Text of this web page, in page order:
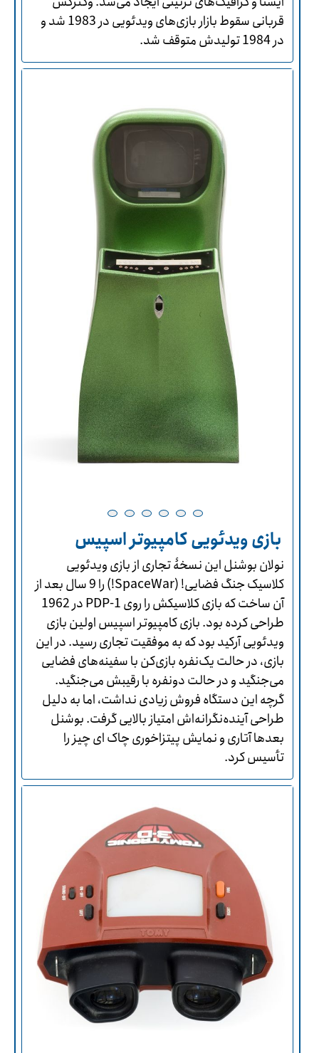
قربانی سقوط بازار بازی‌های ویدئویی در 1983 شد و
در 1984 تولیدش متوقف شد.
بازی ویدئویی کامپیوتر‌ اسپیس
نولان بوشنل این نسخۀ تجاری از بازی ویدئویی
کلاسیک جنگ فضایی! (SpaceWar!) را 9 سال بعد از
آن ساخت که بازی کلاسیکش را روی PDP-1 در 1962
طراحی کرده بود. بازی کامپیوتر‌ اسپیس اولین بازی
ویدئویی آرکید بود که به موفقیت تجاری رسید. در این
بازی، در حالت یک‌نفره بازی‌کن با سفینه‌های فضایی
می‌جنگید و در حالت دونفره با رقیبش می‌جنگید.
گرچه این دستگاه فروش زیادی نداشت، اما به دلیل
طراحی آینده‌نگرانه‌اش امتیاز بالایی گرفت. بوشنل
بعدها آتاری و نمایش پیتزاخوری چاک ای چیز را
تأسیس کرد.